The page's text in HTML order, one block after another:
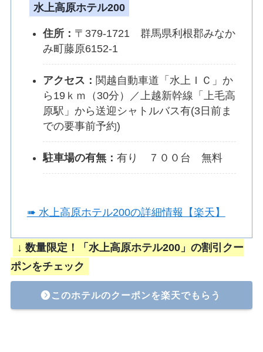
水上高原ホテル200
住所： 〒379-1721 群馬県利根郡みなか
み町藤原6152-1
アクセス： 関越自動車道「水上ＩＣ」か
ら19ｋｍ（30分）／上越新幹線「上毛高
原駅」から送迎シャトルバス有(3日前ま
での要事前予約)
駐車場の有無： 有り ７００台 無料
➠ 水上高原ホテル200の詳細情報【楽天】
↓ 数量限定！「水上高原ホテル200」の割引クー
ポンをチェック
このホテルのクーポンを楽天でもらう